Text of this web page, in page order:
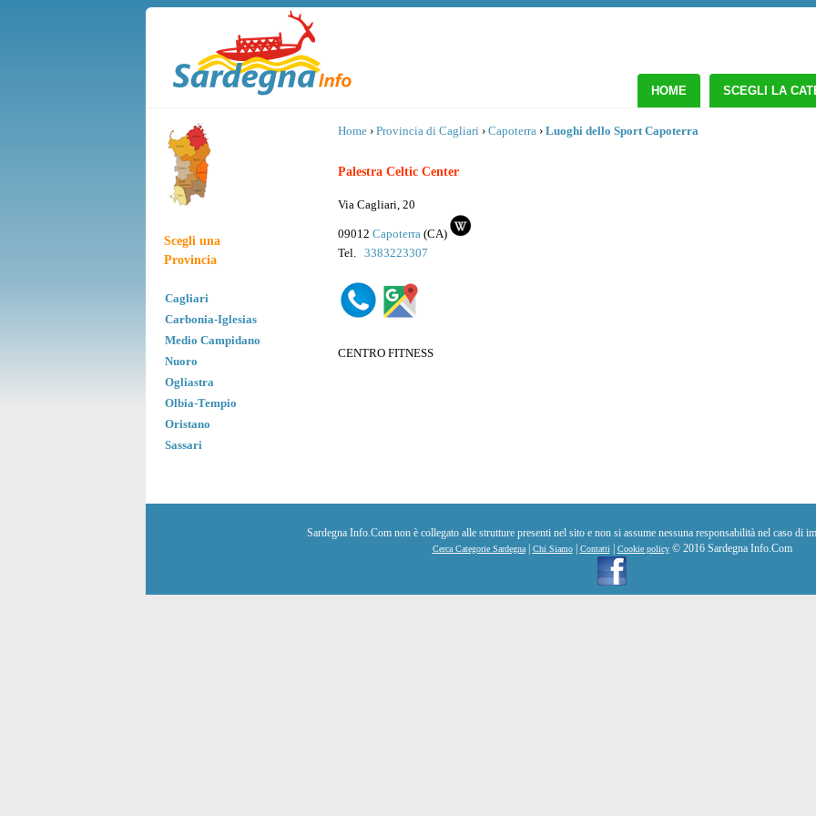
HOME SCEGLI LA
Scegli una
Provincia
Cagliari
Carbonia-Iglesias
Medio Campidano
Nuoro
Ogliastra
Olbia-Tempio
Oristano
Sassari
Home › Provincia di Cagliari › Capoterra › Luoghi dello Sport Capoterra
Palestra Celtic Center
Via Cagliari, 20
09012 Capoterra (CA)
Tel. 3383223307
CENTRO FITNESS
Sardegna Info.Com non è collegato alle strutture presenti nel sito e non si assume nessuna responsabilità nel caso di
Cerca Categorie Sardegna| Chi Siamo| Contatti Cookie policy© 2016 Sardegna Info.Com